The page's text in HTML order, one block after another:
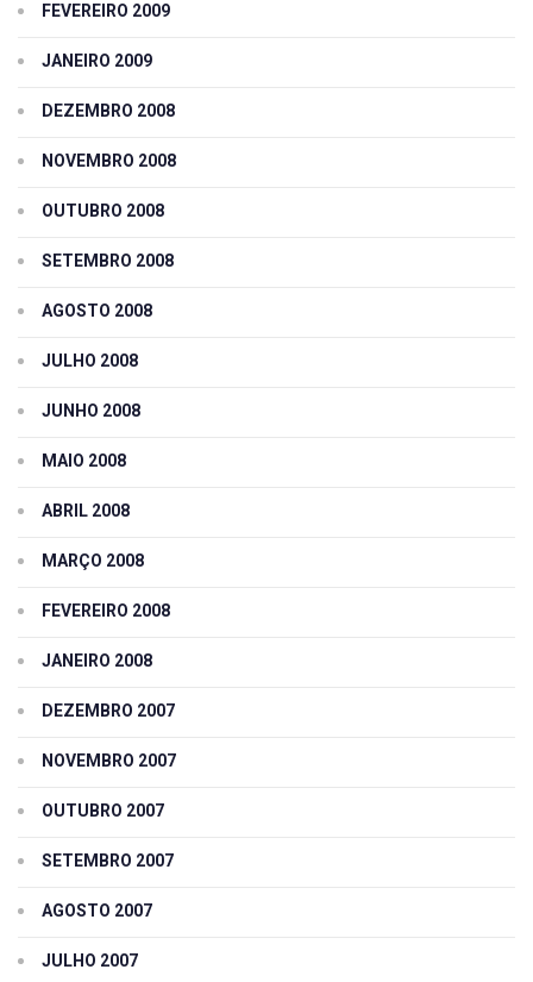
FEVEREIRO 2009
JANEIRO 2009
DEZEMBRO 2008
NOVEMBRO 2008
OUTUBRO 2008
SETEMBRO 2008
AGOSTO 2008
JULHO 2008
JUNHO 2008
MAIO 2008
ABRIL 2008
MARÇO 2008
FEVEREIRO 2008
JANEIRO 2008
DEZEMBRO 2007
NOVEMBRO 2007
OUTUBRO 2007
SETEMBRO 2007
AGOSTO 2007
JULHO 2007